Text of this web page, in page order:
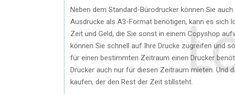
Neben dem Standard-Bürodrucker können Sie
Ausdrucke als A3-Format benötigen, kann es sich
Zeit und Geld, die Sie sonst in einem Copyshop
können Sie schnell auf Ihre Drucke zugreifen und
für einen bestimmten Zeitraum einen Drucker
Drucker auch nur für diesen Zeitraum mieten. Und
kaufen, der den Rest der Zeit stillsteht.